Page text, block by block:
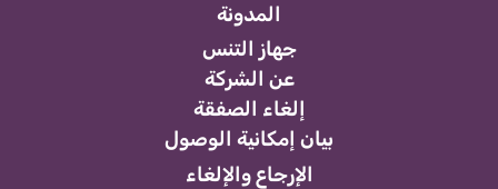
المدونة
جهاز التنس
عن الشركة
إلغاء الصفقة
بيان إمكانية الوصول
الإرجاع والإلغاء